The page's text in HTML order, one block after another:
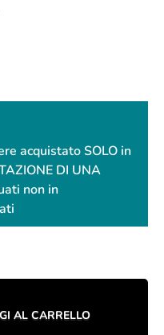
acquistato SOLO in
DI UNA
non in
AL CARRELLO